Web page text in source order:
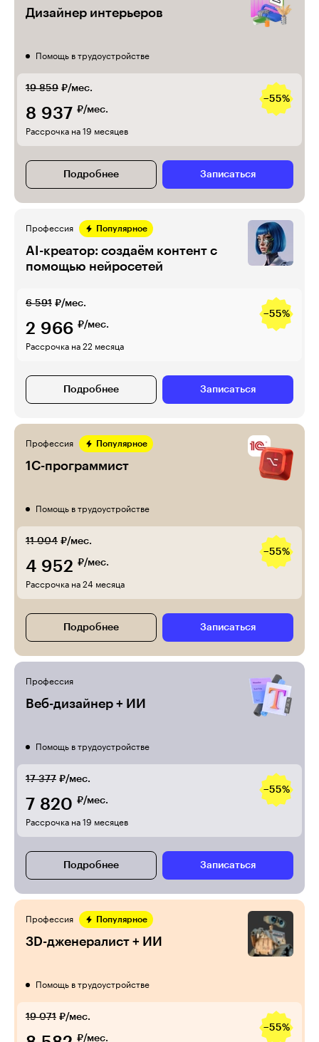
Дизайнер интерьеров
Помощь в трудоустройстве
19 859 ₽/мес.
−55%
8 937 ₽/мес.
Рассрочка на 19 месяцев
Подробнее Записаться
Профессия Популярное
AI-креатор: создаём контент с
помощью нейросетей
6 591 ₽/мес.
−55%
2 966 ₽/мес.
Рассрочка на 22 месяца
Подробнее Записаться
Профессия Популярное
1С-программист
Помощь в трудоустройстве
11 004 ₽/мес.
−55%
4 952 ₽/мес.
Рассрочка на 24 месяца
Подробнее Записаться
Профессия
Веб-дизайнер + ИИ
Помощь в трудоустройстве
17 377 ₽/мес.
−55%
7 820 ₽/мес.
Рассрочка на 19 месяцев
Подробнее Записаться
Профессия Популярное
3D-дженералист + ИИ
Помощь в трудоустройстве
19 071 ₽/мес.
−55%
₽/мес.